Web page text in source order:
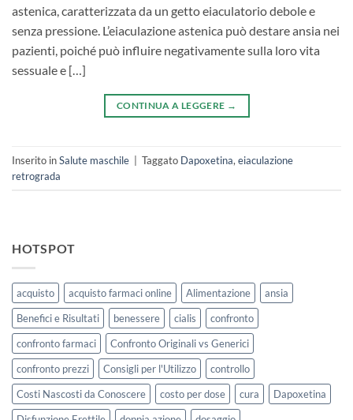
astenica, caratterizzata da un getto eiaculatorio debole e
senza pressione. L’eiaculazione astenica può destare ansia nei
pazienti, poiché può influire negativamente sulla loro vita
sessuale e […]
CONTINUA A LEGGERE →
Inserito inSalute maschile Taggato Dapoxetina, eiaculazione
retrograda
HOTSPOT
acquisto acquisto farmaci online Alimentazione
ansia
Benefici e Risultati
benessere cialis
confronto
confronto farmaci
Confronto Originali vs Generici
confronto prezzi
Consigli per l'Utilizzo
controllo
Costi Nascosti da Conoscere
costo per dose cura
Dapoxetina